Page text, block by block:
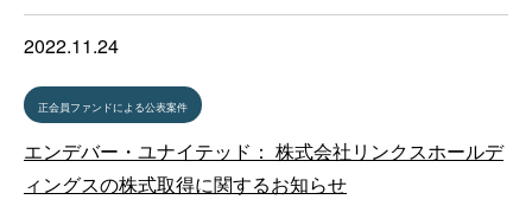
2022.11.24
正会員ファンドによる公表案件
エンデバー・ユナイテッド： 株式会社リンクスホールデ
ィングスの株式取得に関するお知らせ